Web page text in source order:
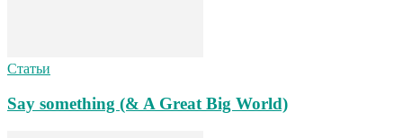
Статьи
Say something (& A Great Big World)